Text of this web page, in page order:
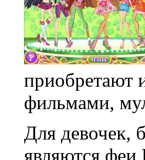
приобретают
фильмами,
Для девочек,
являются